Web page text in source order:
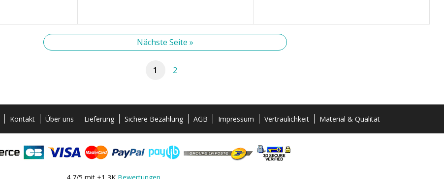
Nächste Seite »
1 2
Kontakt Über uns Lieferung Sichere Bezahlung AGB Impressum Vertraulichkeit Material & Qualität